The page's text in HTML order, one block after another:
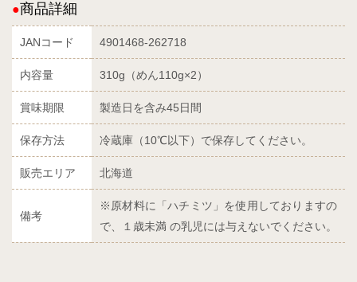
商品詳細
JANコード 4901468-262718
内容量 310g（めん110g×2）
賞味期限 製造日を含み45日間
保存方法 冷蔵庫（10℃以下）で保存してください。
販売エリア 北海道
備考
※原材料に「ハチミツ」を使用しておりますの
で、１歳未満 の乳児には与えないでください。